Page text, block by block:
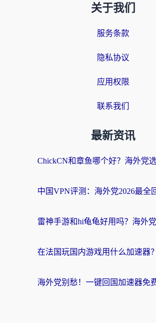
关于我们
服务条款
隐私协议
应用权限
联系我们
最新资讯